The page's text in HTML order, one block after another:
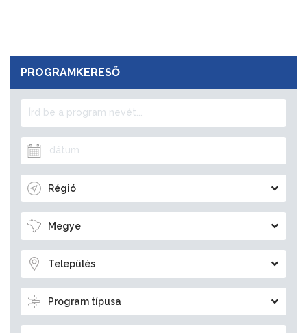
PROGRAMKERESŐ
Régió
Megye
Település
Program típusa